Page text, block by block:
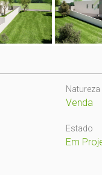
Natureza
Venda
Estado
Em